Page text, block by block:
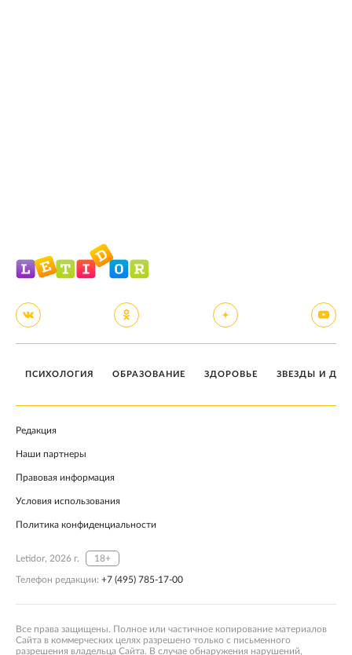
ПСИХОЛОГИЯ ОБРАЗОВАНИЕ ЗДОРОВЬЕ ЗВЕЗДЫ И
Редакция
Наши партнеры
Правовая информация
Условия использования
Политика конфиденциальности
Letidor, 2026 г. 18+
Телефон редакции: +7 (495) 785-17-00
Все права защищены. Полное или частичное копирование материалов
Сайта в коммерческих целях разрешено только с письменного
разрешения владельца Сайта. В случае обнаружения нарушений,